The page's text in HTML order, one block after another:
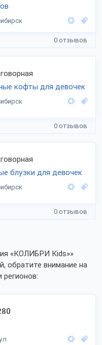
0 отзывов
кофты для девочек
0 отзывов
блузки для девочек
0 отзывов
«КОЛИБРИ Kids»»
обратите внимание на
регионов: